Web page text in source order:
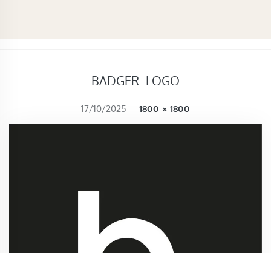
BADGER_LOGO
17/10/2025 - FULL SIZE
1800 × 1800